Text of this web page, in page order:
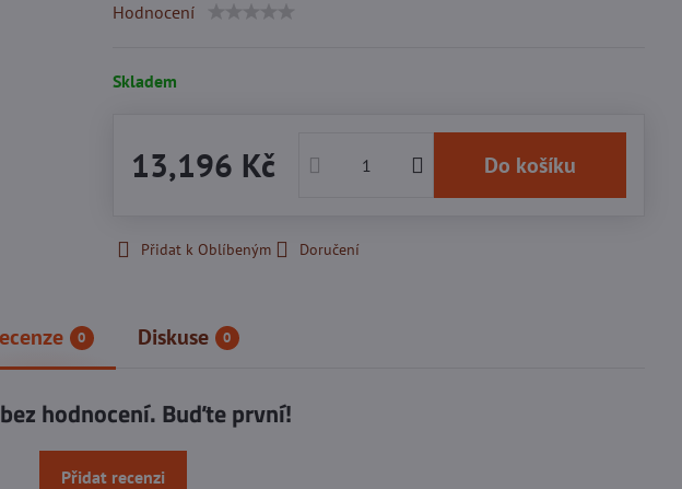
Hodnocení
Skladem
13,196 Kč Do košíku
Přidat k Oblíbeným Doručení
0 Diskuse 0
hodnocení. Buďte první!
Přidat recenzi